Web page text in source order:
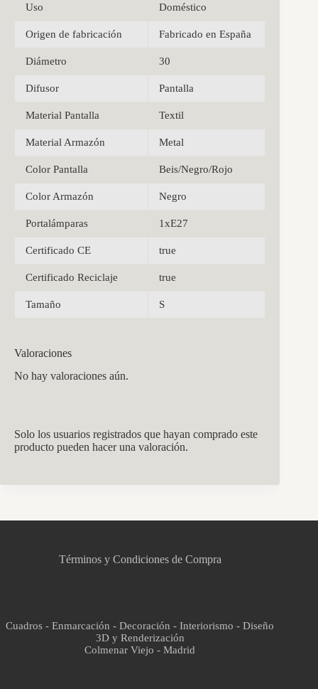
Uso Doméstico
Origen de fabricación Fabricado en España
Diámetro 30
Difusor Pantalla
Material Pantalla Textil
Material Armazón Metal
Color Pantalla Beis/Negro/Rojo
Color Armazón Negro
Portalámparas 1xE27
Certificado CE true
Certificado Reciclaje true
Tamaño S
Valoraciones
No hay valoraciones aún.
Solo los usuarios registrados que hayan comprado este
producto pueden hacer una valoración.
Términos y Condiciones de Compra
Cuadros - Enmarcación - Decoración - Interiorismo - Diseño
3D y Renderización
Colmenar Viejo - Madrid
Asistente virtual · En línea